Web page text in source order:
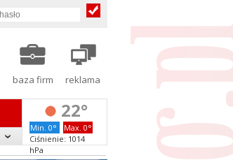
baza firm reklama
22°
Min. 0°
Max. 0°
Ciśnienie: 1014
hPa